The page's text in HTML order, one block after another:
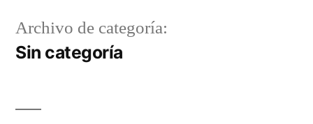
Archivo de categoría:
Sin categoría